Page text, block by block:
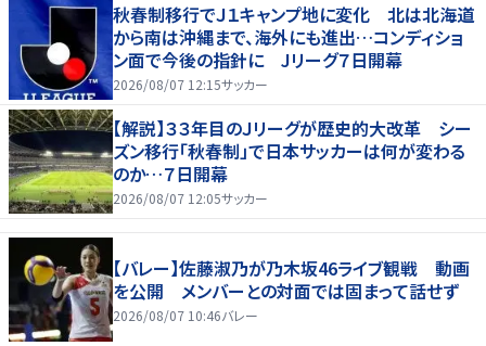
秋春制移行でＪ１キャンプ地に変化 北は北海道
から南は沖縄まで、海外にも進出…コンディショ
ン面で今後の指針に Jリーグ７日開幕
2026/08/07 12:15サッカー
【解説】３３年目のＪリーグが歴史的大改革 シー
ズン移行「秋春制」で日本サッカーは何が変わる
のか…７日開幕
2026/08/07 12:05サッカー
【バレー】佐藤淑乃が乃木坂46ライブ観戦 動画
を公開 メンバーとの対面では固まって話せず
2026/08/07 10:46バレー